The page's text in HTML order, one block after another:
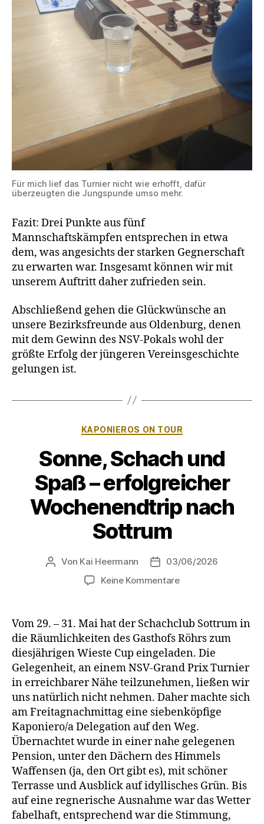
Für mich lief das Turnier nicht wie erhofft, dafür
überzeugten die Jungspunde umso mehr.
Fazit: Drei Punkte aus fünf
Mannschaftskämpfen entsprechen in etwa
dem, was angesichts der starken Gegnerschaft
zu erwarten war. Insgesamt können wir mit
unserem Auftritt daher zufrieden sein.
Abschließend gehen die Glückwünsche an
unsere Bezirksfreunde aus Oldenburg, denen
mit dem Gewinn des NSV-Pokals wohl der
größte Erfolg der jüngeren Vereinsgeschichte
gelungen ist.
Kategorien
KAPONIEROS ON TOUR
Sonne, Schach und
Spaß – erfolgreicher
Wochenendtrip nach
Sottrum
Beitragsautor
Von Kai Heermann Beitragsdatum
03/06/2026
Keine Kommentarezu
und
Spaß
–
erfolgreicher
Wochenendtrip
nach
Sottrum
Vom 29. – 31. Mai hat der Schachclub Sottrum in
die Räumlichkeiten des Gasthofs Röhrs zum
diesjährigen Wieste Cup eingeladen. Die
Gelegenheit, an einem NSV-Grand Prix Turnier
in erreichbarer Nähe teilzunehmen, ließen wir
uns natürlich nicht nehmen. Daher machte sich
am Freitagnachmittag eine siebenköpfige
Kaponiero/a Delegation auf den Weg.
Übernachtet wurde in einer nahe gelegenen
Pension, unter den Dächern des Himmels
Waffensen (ja, den Ort gibt es), mit schöner
Terrasse und Ausblick auf idyllisches Grün. Bis
auf eine regnerische Ausnahme war das Wetter
fabelhaft, entsprechend war die Stimmung,